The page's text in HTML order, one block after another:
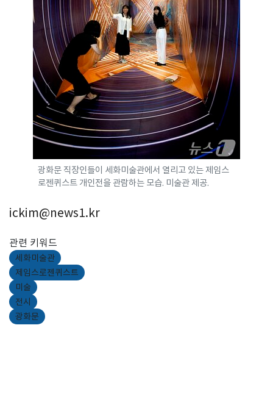
광화문 직장인들이 세화미술관에서 열리고 있는 제임스
로젠퀴스트 개인전을 관람하는 모습. 미술관 제공.
ickim@news1.kr
관련 키워드
세화미술관
제임스로젠퀴스트
미술
전시
광화문